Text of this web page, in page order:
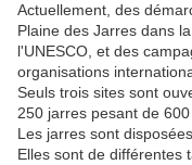
Actuellement, des
Plaine des Jarres dans
l'UNESCO, et des
organisations
Seuls trois sites sont
250 jarres pesant de
Les jarres sont
Elles sont de différentes